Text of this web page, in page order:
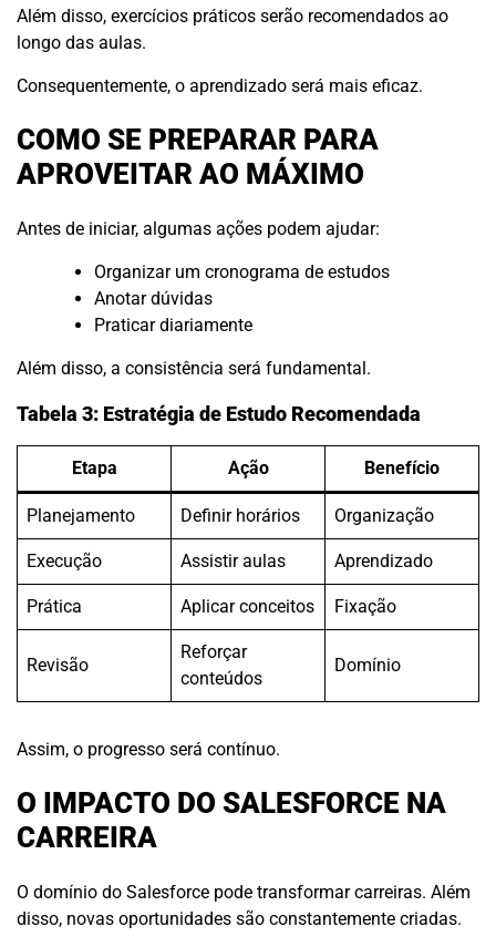
Além disso, exercícios práticos serão recomendados ao
longo das aulas.
Consequentemente, o aprendizado será mais eficaz.
COMO SE PREPARAR PARA
APROVEITAR AO MÁXIMO
Antes de iniciar, algumas ações podem ajudar:
Organizar um cronograma de estudos
Anotar dúvidas
Praticar diariamente
Além disso, a consistência será fundamental.
Tabela 3: Estratégia de Estudo Recomendada
Etapa Ação Benefício
Planejamento Definir horários Organização
Execução Assistir aulas Aprendizado
Prática Aplicar conceitos Fixação
Revisão
Reforçar
conteúdos
Domínio
Assim, o progresso será contínuo.
O IMPACTO DO SALESFORCE NA
CARREIRA
O domínio do Salesforce pode transformar carreiras. Além
disso, novas oportunidades são constantemente criadas.